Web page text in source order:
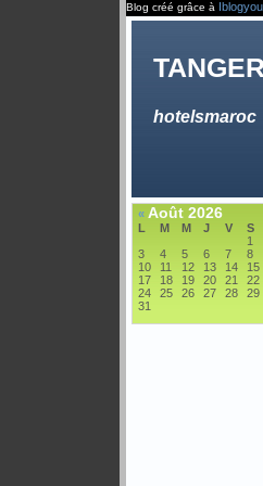
Blog créé grâce à Iblogyou
hotelsmaroc
« Août 2026
L M M J V S
1
3
4 5 6 7 8
10
11 12 13 14 15
17
18 19 20 21 22
24
25 26 27 28 29
31